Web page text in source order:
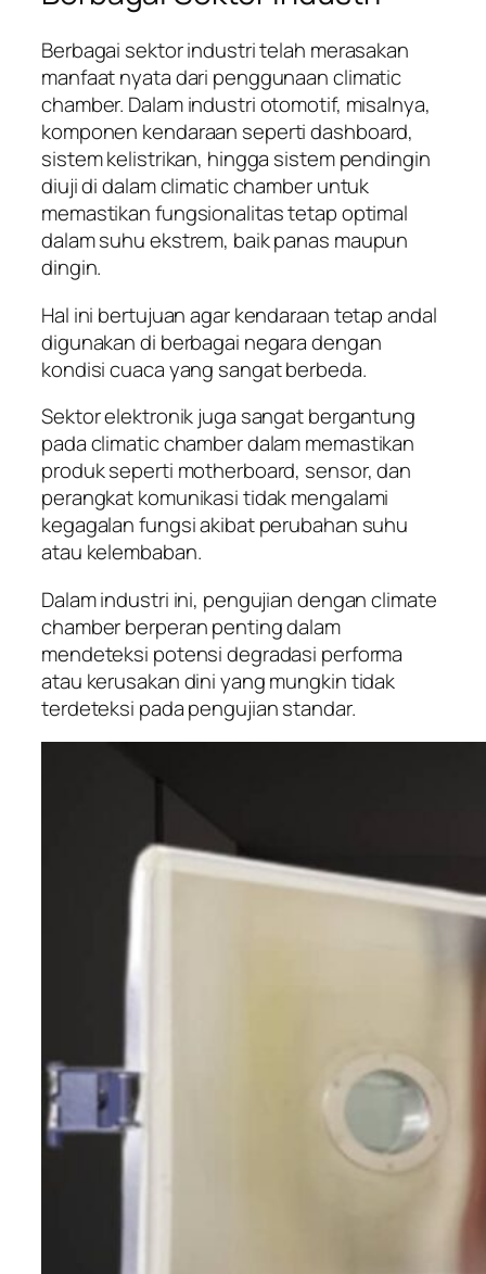
Berbagai sektor industri telah merasakan
manfaat nyata dari penggunaan climatic
chamber. Dalam industri otomotif, misalnya,
komponen kendaraan seperti dashboard,
sistem kelistrikan, hingga sistem pendingin
diuji di dalam climatic chamber untuk
memastikan fungsionalitas tetap optimal
dalam suhu ekstrem, baik panas maupun
dingin.
Hal ini bertujuan agar kendaraan tetap andal
digunakan di berbagai negara dengan
kondisi cuaca yang sangat berbeda.
Sektor elektronik juga sangat bergantung
pada climatic chamber dalam memastikan
produk seperti motherboard, sensor, dan
perangkat komunikasi tidak mengalami
kegagalan fungsi akibat perubahan suhu
atau kelembaban.
Dalam industri ini, pengujian dengan climate
chamber berperan penting dalam
mendeteksi potensi degradasi performa
atau kerusakan dini yang mungkin tidak
terdeteksi pada pengujian standar.